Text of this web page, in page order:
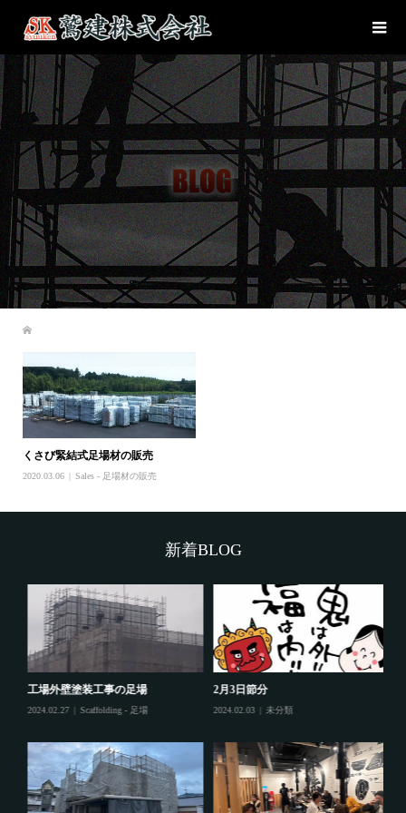
くさび緊結式足場材の販売
2020.03.06 Sales - 足場材の販売
新着BLOG
工場外壁塗装工事の足場
2024.02.27 Scaffolding - 足場
2月3日節分
2024.02.03 未分類